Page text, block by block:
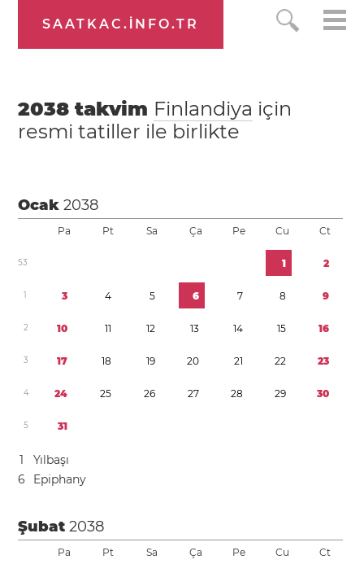
SAATKAC.INFO.TR
2038 takvim Finlandiya için
resmi tatiller ile birlikte
Ocak2038
Pa Pt Sa Ça Pe Cu Ct
53 1 2
1 3 4 5 6 7 8 9
2 10 11 12 13 14 15 16
3 17 18 19 20 21 22 23
4 24 25 26 27 28 29 30
5 31
1
Yılbaşı
6
Epiphany
Şubat2038
Pa Pt Sa Ça Pe Cu Ct